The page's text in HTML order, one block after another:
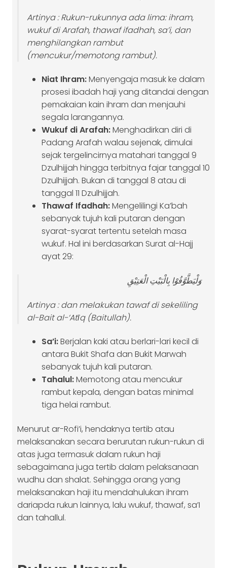
Artinya :Rukun-rukunnya ada lima: ihram,
wukuf di Arafah, thawaf ifadhah, sa’i, dan
menghilangkan rambut
(mencukur/memotong rambut).
Niat Ihram:Menyengaja masuk ke dalam
prosesi ibadah haji yang ditandai dengan
pemakaian kain ihram dan menjauhi
segala larangannya.
Wukuf di Arafah:Menghadirkan diri di
Padang Arafah walau sejenak, dimulai
sejak tergelincirnya matahari tanggal 9
Dzulhijjah hingga terbitnya fajar tanggal 10
Dzulhijjah. Bukan di tanggal 8 atau di
tanggal 11 Dzulhijjah.
Thawaf Ifadhah:Mengelilingi Ka’bah
sebanyak tujuh kali putaran dengan
syarat-syarat tertentu setelah masa
wukuf. Hal ini berdasarkan Surat al-Hajj
ayat 29:
وَلْيَطَّوَّفُوْا بِالْبَيْتِ الْعَتِيْقِ
Artinya: dan melakukan tawaf di sekeliling
al-Bait al-‘Atīq (Baitullah).
Sa’i:Berjalan kaki atau berlari-lari kecil di
antara Bukit Shafa dan Bukit Marwah
sebanyak tujuh kali putaran.
Tahalul:Memotong atau mencukur
rambut kepala, dengan batas minimal
tiga helai rambut.
Menurut ar-Rofi’i, hendaknya tertib atau
melaksanakan secara berurutan rukun-rukun di
atas juga termasuk dalam rukun haji
sebagaimana juga tertib dalam pelaksanaan
wudhu dan shalat. Sehingga orang yang
melaksanakan haji itu mendahulukan ihram
dariapda rukun lainnya, lalu wukuf, thawaf, sa’I
dan tahallul.